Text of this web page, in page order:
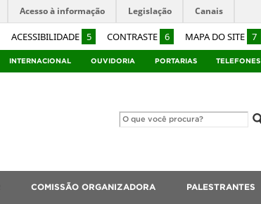
ACESSIBILIDADE 5 CONTRASTE 6 MAPA DO SITE 7
Acesso à informação Legislação Canais
INTERNACIONAL OUVIDORIA PORTARIAS TELEFONES
COMISSÃO ORGANIZADORA PALESTRANTES